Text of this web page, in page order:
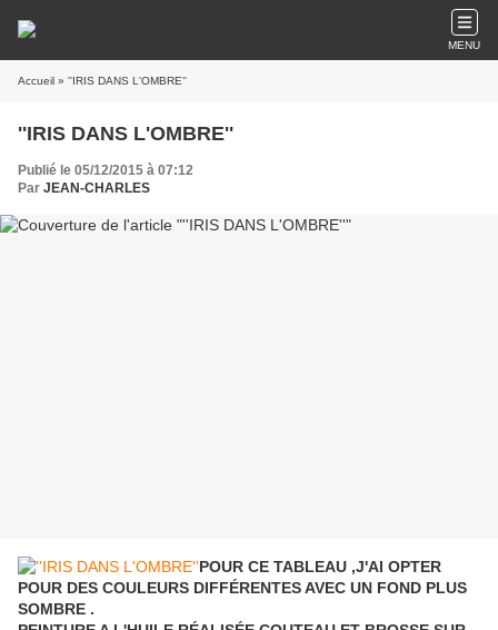
MENU
Accueil » ''IRIS DANS L'OMBRE''
''IRIS DANS L'OMBRE''
Publié le 05/12/2015 à 07:12
Par JEAN-CHARLES
POUR CE TABLEAU ,J'AI OPTER
POUR DES COULEURS DIFFÉRENTES AVEC UN FOND PLUS
SOMBRE .